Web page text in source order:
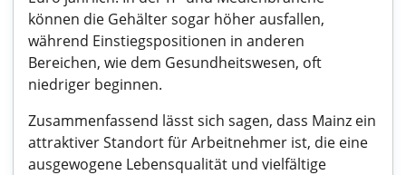
können die Gehälter sogar höher ausfallen,
während Einstiegspositionen in anderen
Bereichen, wie dem Gesundheitswesen, oft
niedriger beginnen.
Zusammenfassend lässt sich sagen, dass Mainz ein
attraktiver Standort für Arbeitnehmer ist, die eine
ausgewogene Lebensqualität und vielfältige